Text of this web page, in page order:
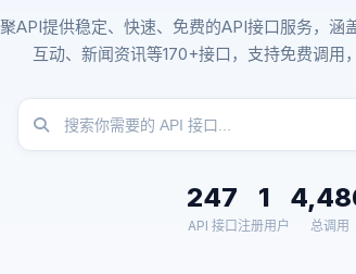
聚API提供稳定、快速、免费的API接口服务，涵
互动、新闻资讯等170+接口，支持免费调用
247
API 接口
1
注册用户 总调用